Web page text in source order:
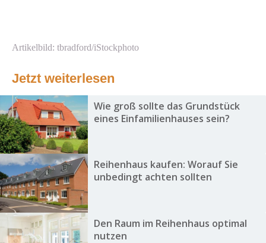
Artikelbild: tbradford/iStockphoto
Jetzt weiterlesen
Wie groß sollte das Grundstück
eines Einfamilienhauses sein?
Reihenhaus kaufen: Worauf Sie
unbedingt achten sollten
Den Raum im Reihenhaus optimal
nutzen